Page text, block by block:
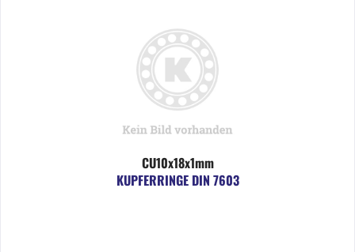
CU10x18x1mm
KUPFERRINGE DIN 7603